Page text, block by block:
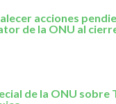
acciones
de la ONU al
de la ONU sobre